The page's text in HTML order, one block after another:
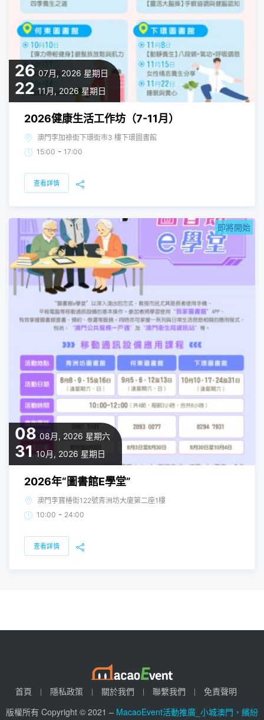
26 07月, 2026 星期日
22 11月, 2026 星期日
2026健康生活工作坊（7-11月）
澳門李加祿街下環街市3 樓下環圖書館
15:00 - 17:00
查看詳情
08 08月, 2026 星期六
31 10月, 2026 星期日
即將開始
2026年“圖書館E學堂”
澳門李寶椿街122號青洲坊大廈第二座1樓
10:00 - 24:00
查看詳情
首頁 隱私政策 關於我們 聯繫我們
免責聲明
版權所有 Copyright © 2021 – MacaoEvent活動推廣_小城澳門，繽紛